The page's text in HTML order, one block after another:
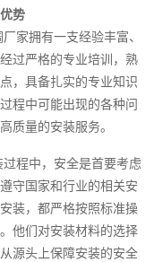
势
家拥有一支经验丰富、
过严格的专业培训，熟
，具备扎实的专业知识
程中可能出现的各种问
质量的安装服务。
程中，安全是首要考虑
守国家和行业的相关安
装，都严格按照标准操
他们对安装材料的选择
源头上保障安装的安全